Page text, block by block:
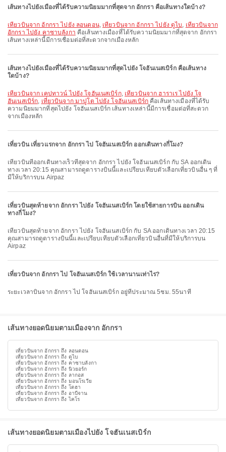
เส้นทางไปยังเมืองที่ได้รับความนิยมมากที่สุดจาก อักกรา คือเส้นทางใดบ้าง?
เที่ยวบินจาก อักกรา ไปยัง ลอนดอน, เที่ยวบินจาก อักกรา ไปยัง ดูไบ, เที่ยวบินจาก
อักกรา ไปยัง คาซาบลังกา คือเส้นทางเมืองที่ได้รับความนิยมมากที่สุดจาก อักกรา
เส้นทางเหล่านี้มีการเชื่อมต่อที่สะดวกจากเมืองหลัก
เส้นทางไปยังเมืองที่ได้รับความนิยมมากที่สุดไปยัง โจฮันเนสเบิร์ก คือเส้นทาง
ใดบ้าง?
เที่ยวบินจาก เคปทาวน์ ไปยัง โจฮันเนสเบิร์ก, เที่ยวบินจาก ฮาราเร ไปยัง โจ
ฮันเนสเบิร์ก, เที่ยวบินจาก มาปูโต ไปยัง โจฮันเนสเบิร์ก คือเส้นทางเมืองที่ได้รับ
ความนิยมมากที่สุดไปยัง โจฮันเนสเบิร์ก เส้นทางเหล่านี้มีการเชื่อมต่อที่สะดวก
จากเมืองหลัก
เที่ยวบิน เที่ยวแรกจาก อักกรา ไป โจฮันเนสเบิร์ก ออกเดินทางกี่โมง?
เที่ยวบินที่ออกเดินทางเร็วที่สุดจาก อักกรา ไปยัง โจฮันเนสเบิร์ก กับ SA ออกเดิน
ทางเวลา 20:15 คุณสามารถดูตารางบินนี้และเปรียบเทียบตัวเลือกเที่ยวบินอื่น ๆ ที่
มีให้บริการบน Airpaz
เที่ยวบินสุดท้ายจาก อักกรา ไปยัง โจฮันเนสเบิร์ก โดยใช้สายการบิน ออกเดิน
ทางกี่โมง?
เที่ยวบินสุดท้ายจาก อักกรา ไปยัง โจฮันเนสเบิร์ก กับ SA ออกเดินทางเวลา 20:15
คุณสามารถดูตารางบินนี้และเปรียบเทียบตัวเลือกเที่ยวบินอื่นที่มีให้บริการบน
Airpaz
เที่ยวบินจาก อักกรา ไป โจฮันเนสเบิร์ก ใช้เวลานานเท่าไร?
ระยะเวลาบินจาก อักกรา ไป โจฮันเนสเบิร์ก อยู่ที่ประมาณ 5ชม. 55นาที
เส้นทางยอดนิยมตามเมืองจาก อักกรา
เที่ยวบินจาก อักกรา ถึง ลอนดอน
เที่ยวบินจาก อักกรา ถึง ดูไบ
เที่ยวบินจาก อักกรา ถึง คาซาบลังกา
เที่ยวบินจาก อักกรา ถึง นิวยอร์ก
เที่ยวบินจาก อักกรา ถึง ลากอส
เที่ยวบินจาก อักกรา ถึง มอนโรเวีย
เที่ยวบินจาก อักกรา ถึง โดฮา
เที่ยวบินจาก อักกรา ถึง อาบีจาน
เที่ยวบินจาก อักกรา ถึง ไคโร
เส้นทางยอดนิยมตามเมืองไปยัง โจฮันเนสเบิร์ก